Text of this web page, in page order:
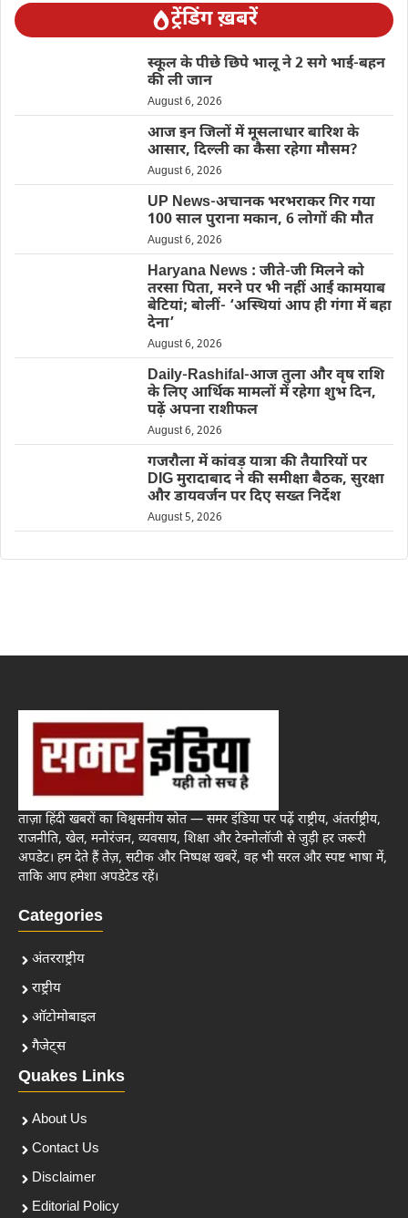
ट्रेंडिंग ख़बरें
स्कूल के पीछे छिपे भालू ने 2 सगे भाई-बहन
की ली जान
August 6, 2026
आज इन जिलों में मूसलाधार बारिश के
आसार, दिल्ली का कैसा रहेगा मौसम?
August 6, 2026
UP News-अचानक भरभराकर गिर गया
100 साल पुराना मकान, 6 लोगों की मौत
August 6, 2026
Haryana News : जीते-जी मिलने को
तरसा पिता, मरने पर भी नहीं आईं कामयाब
बेटियां; बोलीं- ‘अस्थियां आप ही गंगा में बहा
देना’
August 6, 2026
Daily-Rashifal-आज तुला और वृष राशि
के लिए आर्थिक मामलों में रहेगा शुभ दिन,
पढ़ें अपना राशीफल
August 6, 2026
गजरौला में कांवड़ यात्रा की तैयारियों पर
DIG मुरादाबाद ने की समीक्षा बैठक, सुरक्षा
और डायवर्जन पर दिए सख्त निर्देश
August 5, 2026
ताज़ा हिंदी खबरों का विश्वसनीय स्रोत — समर इंडिया पर पढ़ें राष्ट्रीय, अंतर्राष्ट्रीय,
राजनीति, खेल, मनोरंजन, व्यवसाय, शिक्षा और टेक्नोलॉजी से जुड़ी हर जरूरी
अपडेट। हम देते हैं तेज़, सटीक और निष्पक्ष खबरें, वह भी सरल और स्पष्ट भाषा में,
ताकि आप हमेशा अपडेटेड रहें।
Categories
अंतरराष्ट्रीय
राष्ट्रीय
ऑटोमोबाइल
गैजेट्स
Quakes Links
About Us
Contact Us
Disclaimer
Editorial Policy